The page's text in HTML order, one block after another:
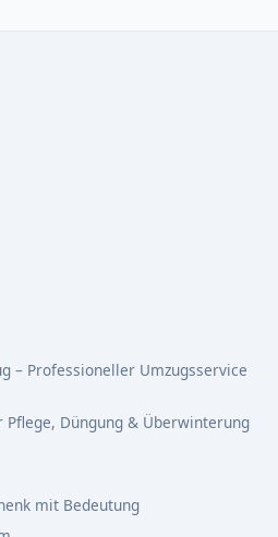
– Professioneller Umzugsservice
Düngung & Überwinterung
mit Bedeutung